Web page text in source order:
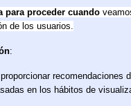
para proceder cuando
de los usuarios.
:
proporcionar recomendaciones
en los hábitos de